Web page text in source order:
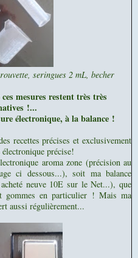
seringues 2 mL, becher
mesures restent très très
!...
électronique, à la balance !
recettes précises et exclusivement
précise!
aroma zone (précision au
ci dessous...), soit ma balance
neuve 10E sur le Net...), que
gommes en particulier ! Mais ma
aussi régulièrement...